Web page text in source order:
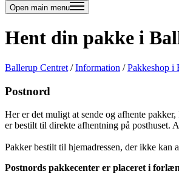
Open main menu
Hent din pakke i
Ballerup Centret /Information /Pakkeshop i
Postnord
Her er det muligt at sende og afhente
er bestilt til direkte afhentning på posthuset.
Pakker bestilt til hjemadressen, der ikke kan
Postnords pakkecenter er placeret i